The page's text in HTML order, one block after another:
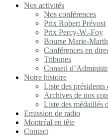
Nos activités
Nos conférences
Prix Robert Prévost
Prix Percy-W.-Foy
Bourse Marie-
Conférences en
Tribunes
Conseil
Notre histoire
Liste des
Archives de nos
Liste des médaillés
Emission de radio
Montréal en tête
Contact